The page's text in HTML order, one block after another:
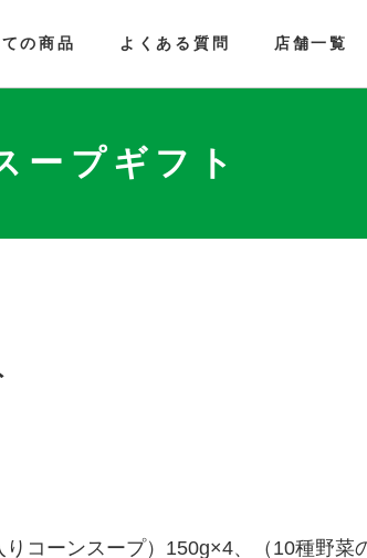
の商品 よくある質問 店舗一覧
ープギフト
りコーンスープ）150g×4、（10種野菜